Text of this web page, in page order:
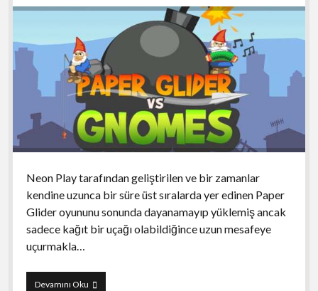
Neon Play tarafından geliştirilen ve bir zamanlar
kendine uzunca bir süre üst sıralarda yer edinen Paper
Glider oyununu sonunda dayanamayıp yüklemiş ancak
sadece kağıt bir uçağı olabildiğince uzun mesafeye
uçurmakla…
Devamını OkuPaper